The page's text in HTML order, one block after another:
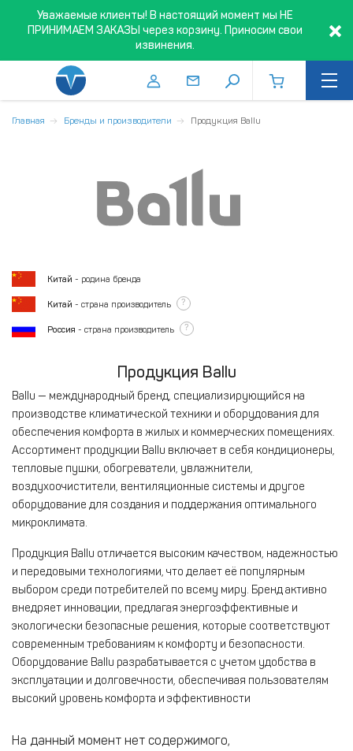
Уважаемые клиенты! В настоящий момент мы НЕ
ПРИНИМАЕМ ЗАКАЗЫ через корзину. Приносим свои
извинения.
Главная Бренды и производители Продукция Ballu
Китай - родина бренда
Китай - страна производитель ?
Россия - страна производитель ?
Продукция Ballu
Ballu — международный бренд, специализирующийся на
производстве климатической техники и оборудования для
обеспечения комфорта в жилых и коммерческих помещениях.
Ассортимент продукции Ballu включает в себя кондиционеры,
тепловые пушки, обогреватели, увлажнители,
воздухоочистители, вентиляционные системы и другое
оборудование для создания и поддержания оптимального
микроклимата.
Продукция Ballu отличается высоким качеством, надежностью
и передовыми технологиями, что делает её популярным
выбором среди потребителей по всему миру. Бренд активно
внедряет инновации, предлагая энергоэффективные и
экологически безопасные решения, которые соответствуют
современным требованиям к комфорту и безопасности.
Оборудование Ballu разрабатывается с учетом удобства в
эксплуатации и долговечности, обеспечивая пользователям
высокий уровень комфорта и эффективности
На данный момент нет содержимого,